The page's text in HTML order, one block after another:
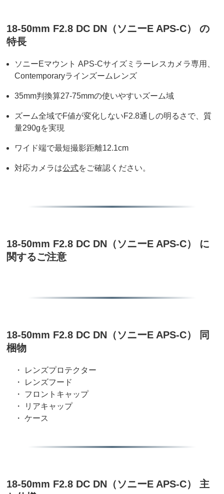
18-50mm F2.8 DC DN（ソニーE APS-C） の
特長
ソニーEマウント APS-Cサイズミラーレスカメラ専用、
Contemporaryラインズームレンズ
35mm判換算27-75mmの使いやすいズーム域
ズーム全域でF値が変化しないF2.8通しの明るさで、質
量290gを実現
ワイド端で最短撮影距離12.1cm
対応カメラは公式をご確認ください。
18-50mm F2.8 DC DN（ソニーE APS-C） に
関するご注意
18-50mm F2.8 DC DN（ソニーE APS-C） 同
梱物
・ レンズプロテクター
・ レンズフード
・ フロントキャップ
・ リアキャップ
・ ケース
18-50mm F2.8 DC DN（ソニーE APS-C） 主